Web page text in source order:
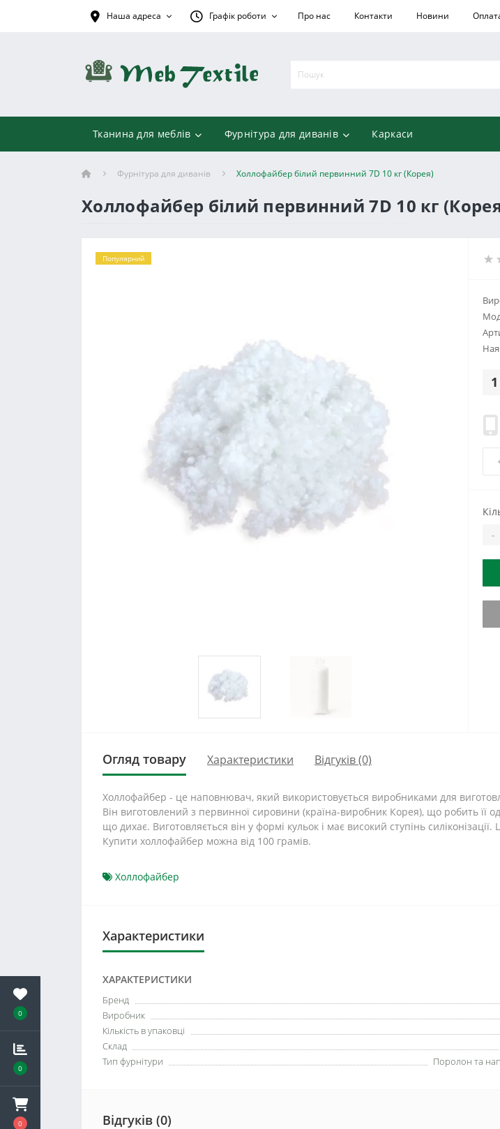
0
0
0
Наша адреса Графік роботи Про нас Контакти Новини
Тканина для меблів Фурнітура для диванів Каркаси
Фурнітура для диванів Холлофайбер білий первинний 7D 10 кг (Корея)
Холлофайбер білий первинний 7D 10 кг
Популярний
-
Огляд товару Характеристики Відгуків (0)
Холлофайбер - це наповнювач, який використовується виробниками для
Він виготовлений з первинної сировини (країна-виробник Корея), що робить її
що дихає. Виготовляється він у формі кульок і має високий ступінь
Купити холлофайбер можна від 100 грамів.
Холлофайбер
Характеристики
ХАРАКТЕРИСТИКИ
Бренд
Виробник
Кількість в упаковці
Склад
Тип фурнітури
Поролон та
Відгуків (0)